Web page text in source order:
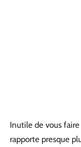
Inutile de vous
rapporte presque